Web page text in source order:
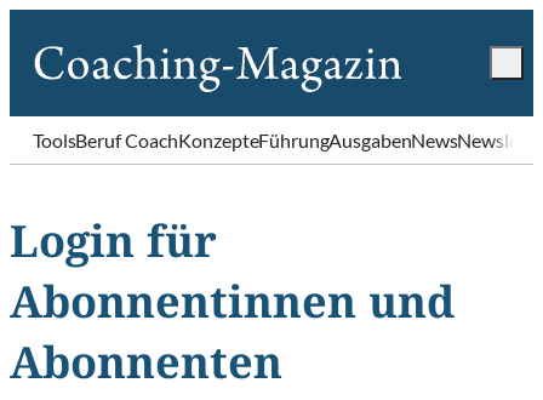
ToolsBeruf CoachKonzepteFührungAusgabenNews
Login für
Abonnentinnen und
Abonnenten